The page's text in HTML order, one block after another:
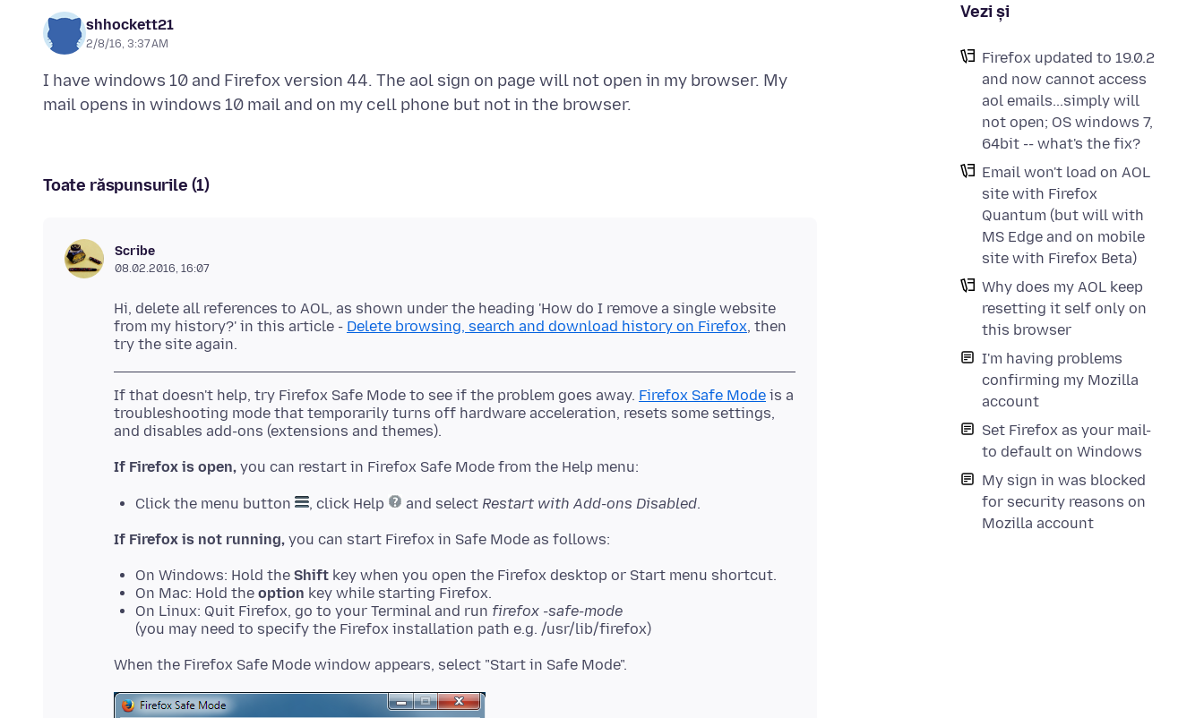
Vezi și
Firefox updated to 19.0.2
and now cannot access
aol emails...simply will
not open; OS windows 7,
64bit -- what's the fix?
Email won't load on AOL
site with Firefox
Quantum (but will with
MS Edge and on mobile
site with Firefox Beta)
Why does my AOL keep
resetting it self only on
this browser
I'm having problems
confirming my Mozilla
account
Set Firefox as your mail-
to default on Windows
My sign in was blocked
for security reasons on
Mozilla account
shhockett21
2/8/16, 3:37 AM
I have windows 10 and Firefox version 44. The aol sign on page will not open in my browser. My
Toate răspunsurile (1)
Scribe
08.02.2016, 16:07
Hi, delete all references to AOL, as shown under the heading 'How do I remove a single website
from my history?' in this article - Delete browsing, search and download history on Firefox, then
If that doesn't help, try Firefox Safe Mode to see if the problem goes away. Firefox Safe Mode is a
troubleshooting mode that temporarily turns off hardware acceleration, resets some settings,
If Firefox is open,
Click the menu button , click Help and select Restart with Add-ons Disabled.
If Firefox is not running,
On Windows: Hold the Shift key when you open the Firefox desktop or Start menu shortcut.
On Mac: Hold the option key while starting Firefox.
On Linux: Quit Firefox, go to your Terminal and run firefox -safe-mode
(you may need to specify the Firefox installation path e.g. /usr/lib/firefox)